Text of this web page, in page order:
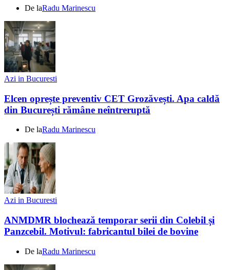
De laRadu Marinescu
Azi in Bucuresti
Elcen oprește preventiv CET Grozăvești. Apa caldă
din București rămâne neîntreruptă
De laRadu Marinescu
Azi in Bucuresti
ANMDMR blochează temporar serii din Colebil și
Panzcebil. Motivul: fabricantul bilei de bovine
De laRadu Marinescu